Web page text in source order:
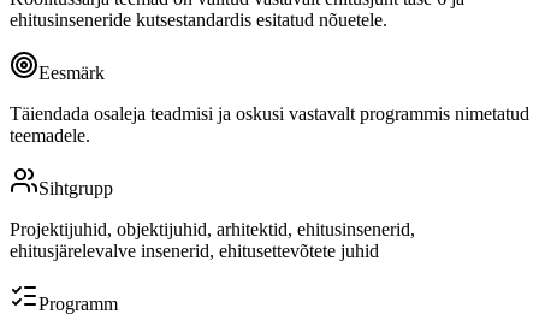
ehitusinseneride kutsestandardis esitatud nõuetele.
Eesmärk
Täiendada osaleja teadmisi ja oskusi vastavalt programmis nimetatud
teemadele.
Sihtgrupp
Projektijuhid, objektijuhid, arhitektid, ehitusinsenerid,
ehitusjärelevalve insenerid, ehitusettevõtete juhid
Programm